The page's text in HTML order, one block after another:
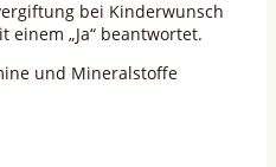
bei Kinderwunsch
einem „Ja“ beantwortet.
und Mineralstoffe